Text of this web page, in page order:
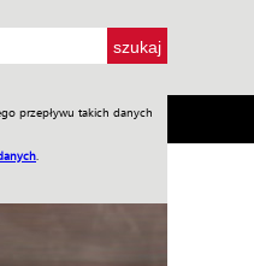
przepływu takich danych
w WIW